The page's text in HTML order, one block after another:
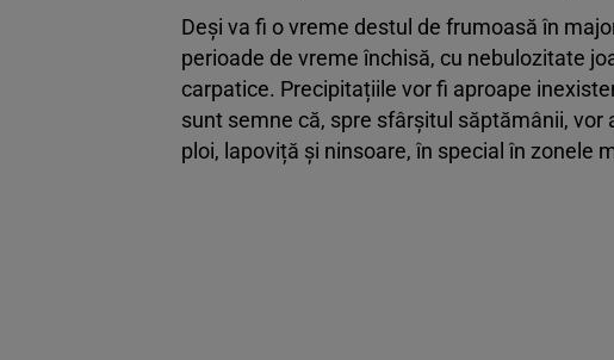
Deși va fi o vreme destul de frumoasă în
perioade de vreme închisă, cu nebulozitate
carpatice. Precipitațiile vor fi aproape
sunt semne că, spre sfârșitul săptămânii,
ploi, lapoviță și ninsoare, în special în zonele